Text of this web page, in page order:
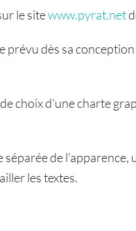
le sitewww.pyrat.net
prévu dès sa
choix d’une charte
de
les textes.